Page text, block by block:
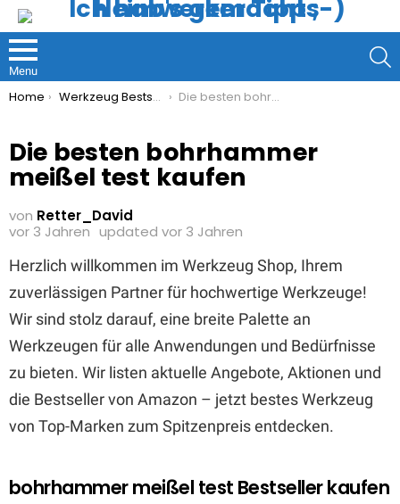
Menu
You are here:
Home Werkzeug Bestseller Die besten bohrhammer meißel test kaufen
Die besten bohrhammer
meißel test kaufen
von Retter_David
vor 3 Jahren updated vor 3 Jahren
Herzlich willkommen im Werkzeug Shop, Ihrem
zuverlässigen Partner für hochwertige Werkzeuge!
Wir sind stolz darauf, eine breite Palette an
Werkzeugen für alle Anwendungen und Bedürfnisse
zu bieten. Wir listen aktuelle Angebote, Aktionen und
die Bestseller von Amazon – jetzt bestes Werkzeug
von Top-Marken zum Spitzenpreis entdecken.
bohrhammer meißel test Bestseller kaufen